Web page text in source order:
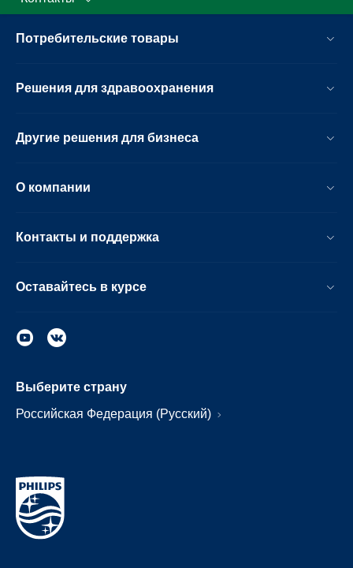
Потребительские товары
Решения для здравоохранения
Другие решения для бизнеса
О компании
Контакты и поддержка
Оставайтесь в курсе
Выберите страну
Российская Федерация (Русский)